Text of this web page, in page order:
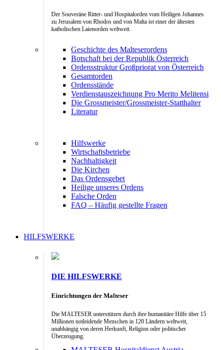
Der Souveräne Ritter- und Hospitalorden vom Heiligen Johannes
zu Jerusalem von Rhodos und von Malta ist einer der ältesten
katholischen Laienorden weltweit.
Geschichte des Malteserordens
Botschaft bei der Republik Österreich
Ordensstruktur Großpriorat von Österreich
Gesamtorden
Ordensstände
Verdienstauszeichnung Pro Merito Melitensi
Die Grossmeister/Grossmeister-Statthalter
Literatur
Hilfswerke
Wirtschaftsbetriebe
Nachhaltigkeit
Die Kirchen
Das Ordensgebet
Heilige unseres Ordens
Falsche Orden
FAQ – Häufig gestellte Fragen
HILFSWERKE
DIE HILFSWERKE
Einrichtungen der Malteser
Die MALTESER unterstützen durch ihre humanitäre Hilfe über 15
Millionen notleidende Menschen in 120 Ländern weltweit,
unabhängig von deren Herkunft, Religion oder politischer
Überzeugung.